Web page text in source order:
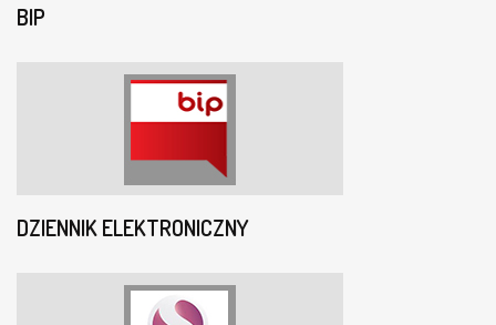
BIP
DZIENNIK ELEKTRONICZNY